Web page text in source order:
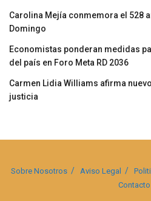
Carolina Mejía conmemora el 528
Domingo
Economistas ponderan medidas
del país en Foro Meta RD 2036
Carmen Lidia Williams afirma
justicia
Sobre Nosotros Aviso Legal
Contacto